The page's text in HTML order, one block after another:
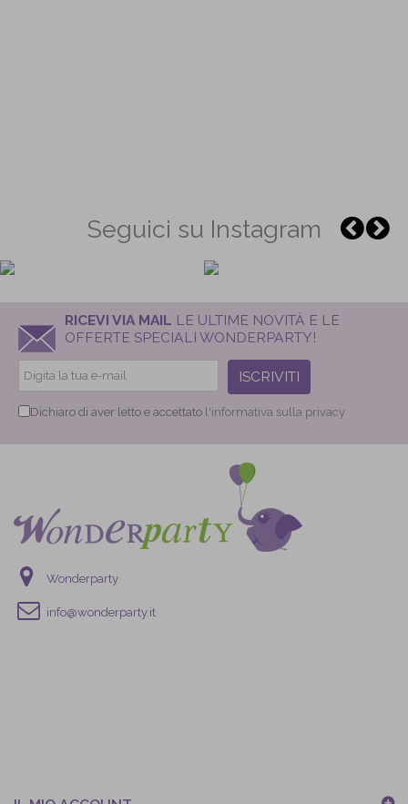
Seguici su Instagram
RICEVI VIA MAIL LE ULTIME NOVITÀ E LE
OFFERTE SPECIALI WONDERPARTY!
ISCRIVITI
Dichiaro di aver letto e accettato l'informativa sulla privacy
Wonderparty
info@wonderparty.it